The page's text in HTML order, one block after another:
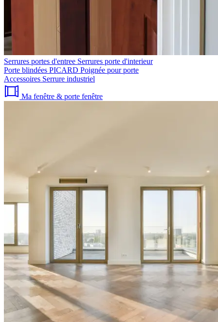
Serrures portes d'entree Serrures porte d'interieur
Porte blindées PICARD Poignée pour porte
Accessoires Serrure industriel
Ma fenêtre & porte fenêtre